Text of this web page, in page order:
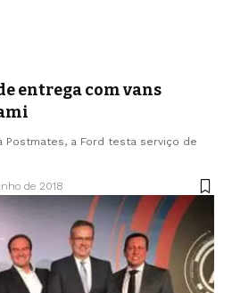
entrega com vans
Postmates, a Ford testa serviço de
de 2018